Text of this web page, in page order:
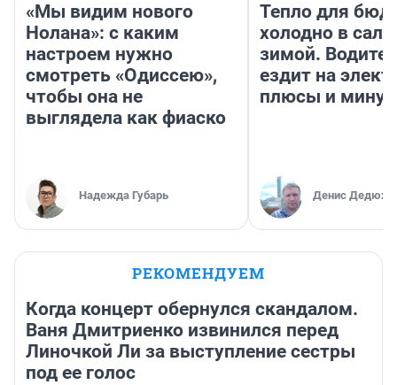
«Мы видим нового
Нолана»: с каким
настроем нужно
смотреть «Одиссею»,
чтобы она не
выглядела как фиаско
Надежда Губарь
Тепло для
холодно в
зимой.
ездит на
плюсы и
Денис
РЕКОМЕНДУЕМ
Когда концерт обернулся скандалом.
Ваня Дмитриенко извинился перед
Линочкой Ли за выступление сестры
под ее голос